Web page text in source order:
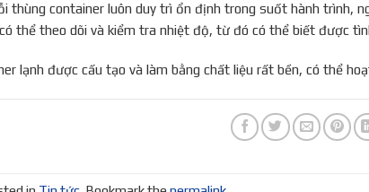
thùng container luôn duy trì ổn định trong suốt hành trình,
thể theo dõi và kiểm tra nhiệt độ, từ đó có thể biết được
lạnh được cấu tạo và làm bằng chất liệu rất bền, có thể